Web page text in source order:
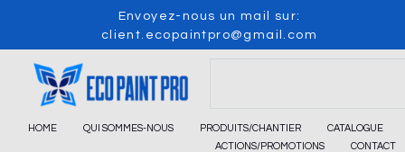
content
Envoyez-nous un mail sur:
client.ecopaintpro@gmail.com
HOME QUI SOMMES-NOUS PRODUITS/CHANTIER
CATALOGUE
ACTIONS/PROMOTIONS
CONTACT